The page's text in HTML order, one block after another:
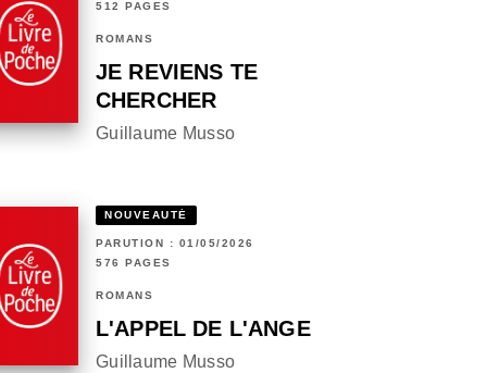
512 PAGES
ROMANS
JE REVIENS TE
CHERCHER
Guillaume Musso
NOUVEAUTÉ
PARUTION : 01/05/2026
576 PAGES
ROMANS
L'APPEL DE L'ANGE
Guillaume Musso